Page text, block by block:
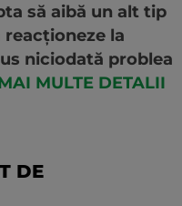
să aibă un alt tip
la
niciodată problea
MULTE DETALII
DE